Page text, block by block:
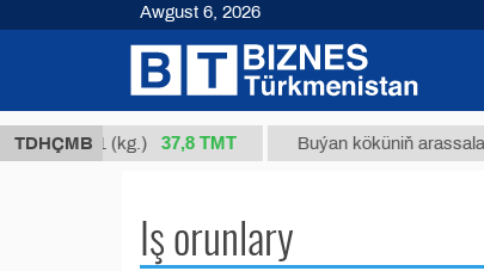
TDHÇMB
1, Nm 34/1 (kg.) 37,8 ТМТ Buýan köküniň
Iş orunlary
Awgust 6, 2026